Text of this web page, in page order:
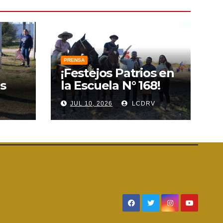
PRENSA
¡Festejos Patrios en
la Escuela N° 168!
JUL 10, 2026 LCDRV